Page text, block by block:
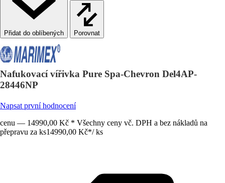
Porovnat
Nafukovací vířivka Pure Spa-Chevron Del4AP-
28446NP
Napsat první hodnocení
cenu — 14990,00 Kč * Všechny ceny vč. DPH a bez nákladů na
přepravu za ks14990,00 Kč*/ ks